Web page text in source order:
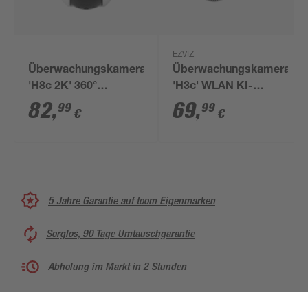
Überwachungskamera
'H8c 2K' 360°
Nachtsicht
82,99 €
EZVIZ
Überwachungskamera
'H3c' WLAN KI-
gestütze
Personenerkennung
69,99 €
5 Jahre Garantie auf toom Eigenmarken
Sorglos, 90 Tage Umtauschgarantie
Abholung im Markt in 2 Stunden